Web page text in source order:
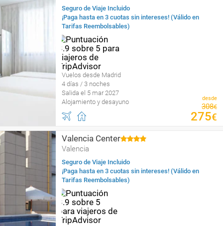
Seguro de Viaje Incluido
¡Paga hasta en 3 cuotas sin intereses! (Válido en
Tarifas Reembolsables)
Vuelos desde Madrid
4 días / 3 noches
Salida el 5 mar 2027
Alojamiento y desayuno
desde
308€
275€
Valencia Center
Valencia
Seguro de Viaje Incluido
¡Paga hasta en 3 cuotas sin intereses! (Válido en
Tarifas Reembolsables)